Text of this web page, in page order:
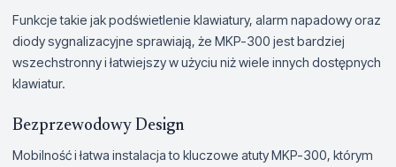
Funkcje takie jak podświetlenie klawiatury, alarm napadowy oraz
diody sygnalizacyjne sprawiają, że MKP-300 jest bardziej
wszechstronny i łatwiejszy w użyciu niż wiele innych dostępnych
klawiatur.
Bezprzewodowy Design
Mobilność i łatwa instalacja to kluczowe atuty MKP-300, którym